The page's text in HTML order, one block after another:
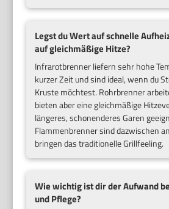
Legst du Wert auf schnelle
auf gleichmäßige Hitze?
Infrarotbrenner liefern sehr hohe
kurzer Zeit und sind ideal, wenn du
Kruste möchtest. Rohrbrenner
bieten aber eine gleichmäßige
längeres, schonenderes Garen
Flammenbrenner sind dazwischen
bringen das traditionelle Grillfeeling.
Wie wichtig ist dir der Aufwand
und Pflege?